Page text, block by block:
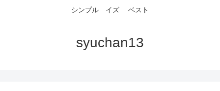
シンプル イズ ベスト
syuchan13